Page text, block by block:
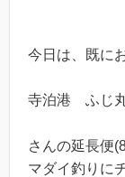
今日は、既に
寺泊港 ふ
さんの延長便
マダイ釣りに